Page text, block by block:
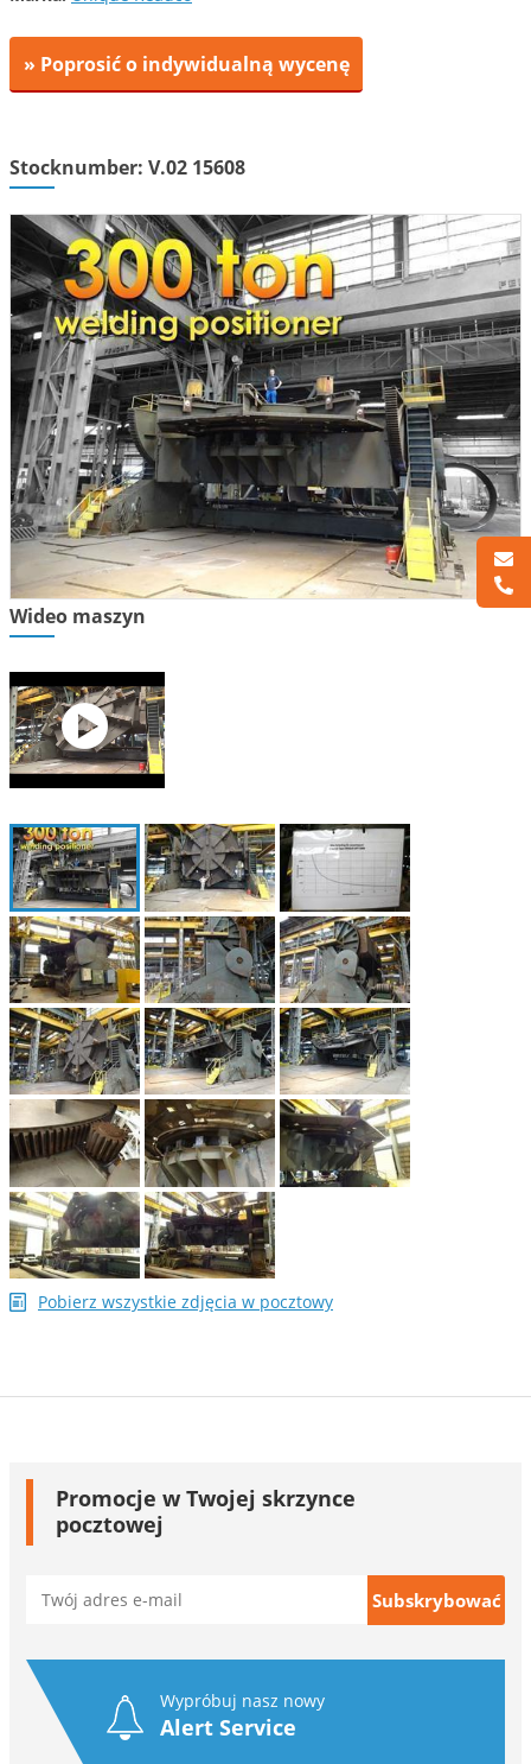
» Poprosić o indywidualną wycenę
Stocknumber: V.02 15608
Wideo maszyn
Pobierz wszystkie zdjęcia w pocztowy
Promocje w Twojej skrzynce
pocztowej
Wypróbuj nasz nowy
Alert Service